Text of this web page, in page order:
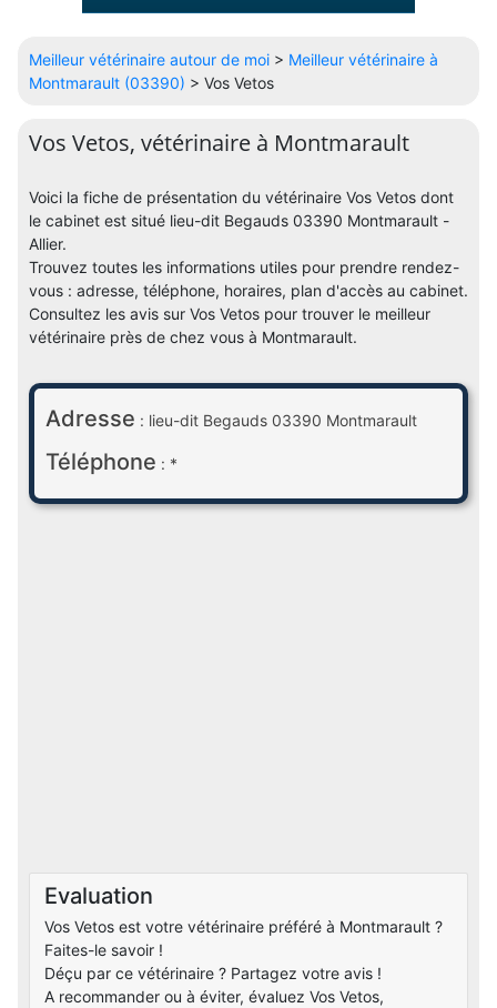
Meilleur vétérinaire autour de moi > Meilleur vétérinaire à
Montmarault (03390) > Vos Vetos
Vos Vetos, vétérinaire à Montmarault
Voici la fiche de présentation du vétérinaire Vos Vetos dont
le cabinet est situé lieu-dit Begauds 03390 Montmarault -
Allier.
Trouvez toutes les informations utiles pour prendre rendez-
vous : adresse, téléphone, horaires, plan d'accès au cabinet.
Consultez les avis sur Vos Vetos pour trouver le meilleur
vétérinaire près de chez vous à Montmarault.
Adresse : lieu-dit Begauds 03390 Montmarault
Téléphone : *
Evaluation
Vos Vetos est votre vétérinaire préféré à Montmarault ?
Faites-le savoir !
Déçu par ce vétérinaire ? Partagez votre avis !
A recommander ou à éviter, évaluez Vos Vetos,